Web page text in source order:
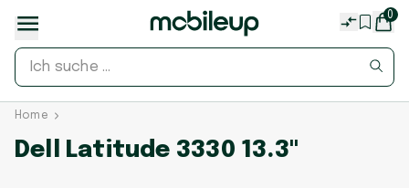
0
Home
Dell Latitude 3330 13.3"